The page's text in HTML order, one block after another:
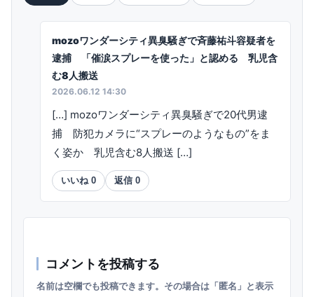
mozoワンダーシティ異臭騒ぎで斉藤祐斗容疑者を
逮捕 「催涙スプレーを使った」と認める 乳児含
む8人搬送
2026.06.12 14:30
[…] mozoワンダーシティ異臭騒ぎで20代男逮
捕 防犯カメラに“スプレーのようなもの”をま
く姿か 乳児含む8人搬送 […]
いいね 0 返信 0
コメントを投稿する
名前は空欄でも投稿できます。その場合は「匿名」と表示